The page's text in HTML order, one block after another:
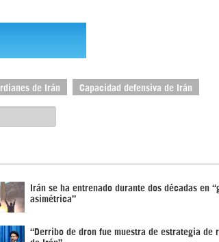
de Irán Capacidad defensiva de Irán
Irán se ha entrenado durante dos décadas en
asimétrica”
“Derribo de dron fue muestra de estrategia de